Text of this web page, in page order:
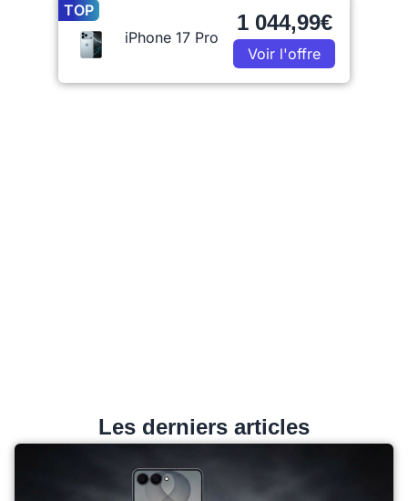
TOP
iPhone 17 Pro
1 044,99€
Voir l'offre
Les derniers articles